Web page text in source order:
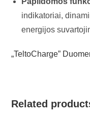
indikatoriai,
energijos
„TeltoCharge”
Related